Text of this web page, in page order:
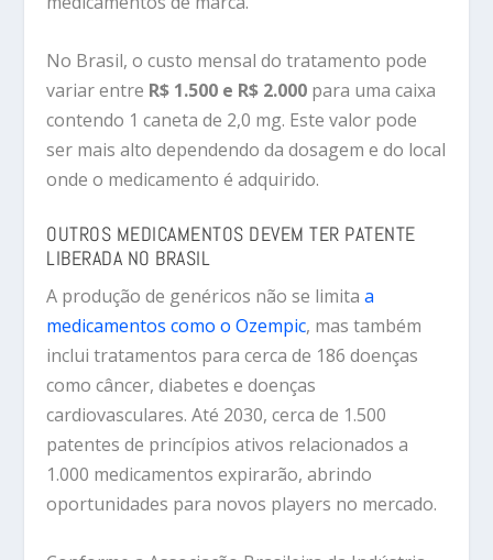
No Brasil, o custo mensal do tratamento pode
variar entre R$ 1.500 e R$ 2.000 para uma caixa
contendo 1 caneta de 2,0 mg. Este valor pode
ser mais alto dependendo da dosagem e do local
onde o medicamento é adquirido.
OUTROS MEDICAMENTOS DEVEM TER PATENTE
LIBERADA NO BRASIL
A produção de genéricos não se limitaa
medicamentos como o Ozempic, mas também
inclui tratamentos para cerca de 186 doenças
como câncer, diabetes e doenças
cardiovasculares. Até 2030, cerca de 1.500
patentes de princípios ativos relacionados a
1.000 medicamentos expirarão, abrindo
oportunidades para novos players no mercado.